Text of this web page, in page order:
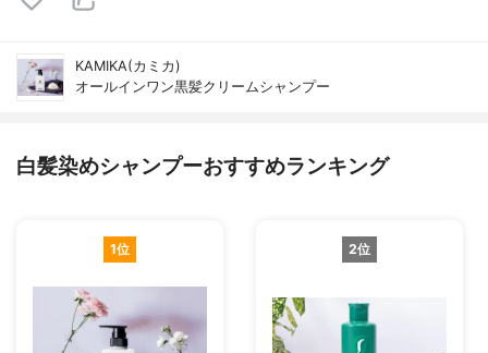
KAMIKA(カミカ)
オールインワン黒髪クリームシャンプー
白髪染めシャンプーおすすめランキング
1位 2位